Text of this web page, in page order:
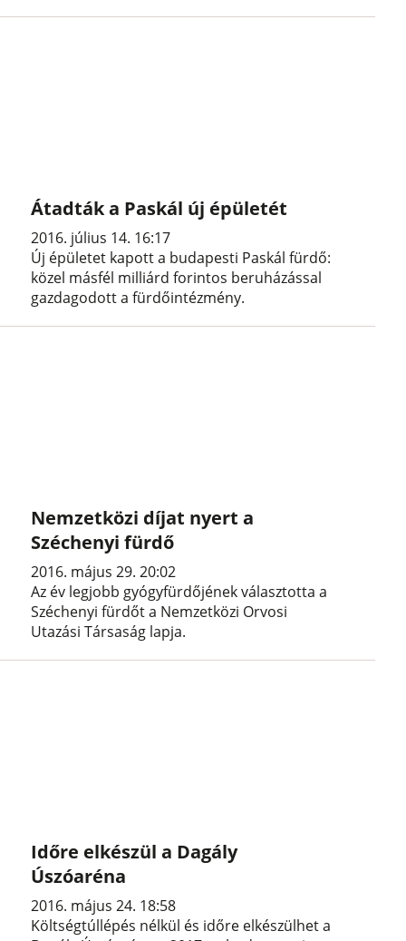
Átadták a Paskál új épületét
2016. július 14. 16:17
Új épületet kapott a budapesti Paskál fürdő:
közel másfél milliárd forintos beruházással
gazdagodott a fürdőintézmény.
Nemzetközi díjat nyert a
Széchenyi fürdő
2016. május 29. 20:02
Az év legjobb gyógyfürdőjének választotta a
Széchenyi fürdőt a Nemzetközi Orvosi
Utazási Társaság lapja.
Időre elkészül a Dagály
Úszóaréna
2016. május 24. 18:58
Költségtúllépés nélkül és időre elkészülhet a